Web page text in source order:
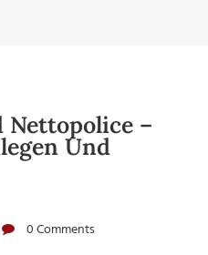
–
Und
0 Comments